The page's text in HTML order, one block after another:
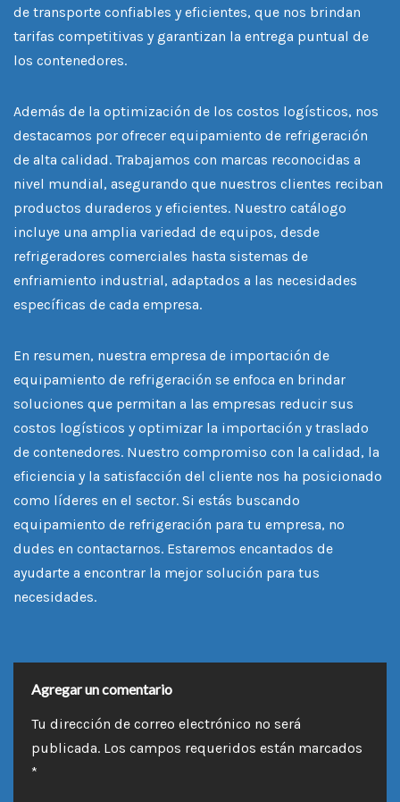
de transporte confiables y eficientes, que nos brindan
tarifas competitivas y garantizan la entrega puntual de
los contenedores.
Además de la optimización de los costos logísticos, nos
destacamos por ofrecer equipamiento de refrigeración
de alta calidad. Trabajamos con marcas reconocidas a
nivel mundial, asegurando que nuestros clientes reciban
productos duraderos y eficientes. Nuestro catálogo
incluye una amplia variedad de equipos, desde
refrigeradores comerciales hasta sistemas de
enfriamiento industrial, adaptados a las necesidades
específicas de cada empresa.
En resumen, nuestra empresa de importación de
equipamiento de refrigeración se enfoca en brindar
soluciones que permitan a las empresas reducir sus
costos logísticos y optimizar la importación y traslado
de contenedores. Nuestro compromiso con la calidad, la
eficiencia y la satisfacción del cliente nos ha posicionado
como líderes en el sector. Si estás buscando
equipamiento de refrigeración para tu empresa, no
dudes en contactarnos. Estaremos encantados de
ayudarte a encontrar la mejor solución para tus
necesidades.
Agregar un comentario
Tu dirección de correo electrónico no será
publicada. Los campos requeridos están marcados
*